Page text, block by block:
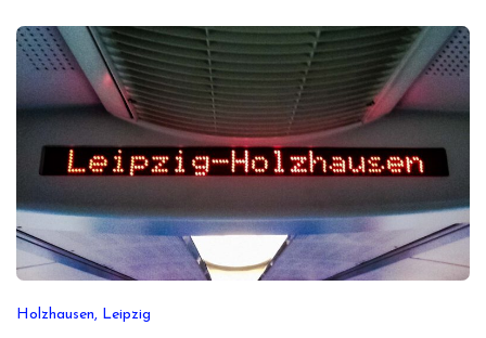
Holzhausen, Leipzig